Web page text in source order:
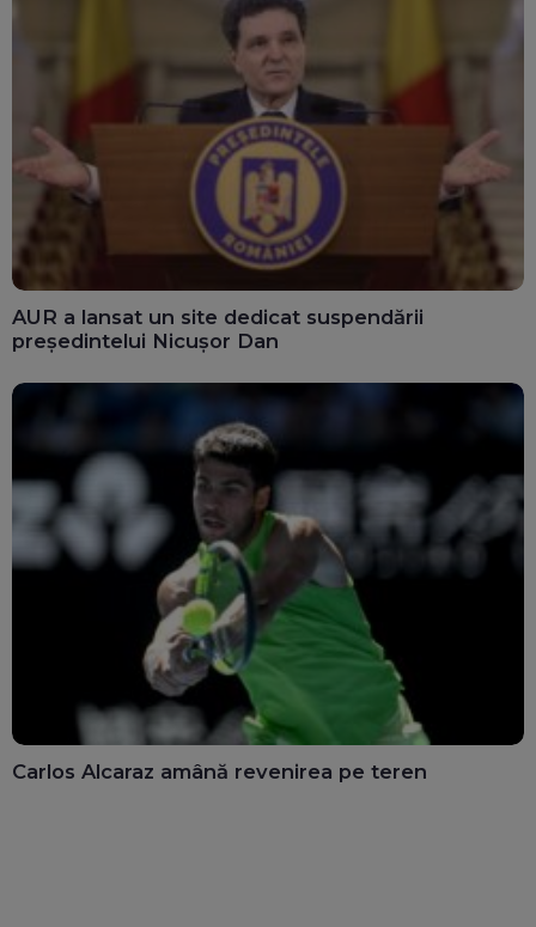
AUR a lansat un site dedicat suspendării
președintelui Nicușor Dan
Carlos Alcaraz amână revenirea pe teren